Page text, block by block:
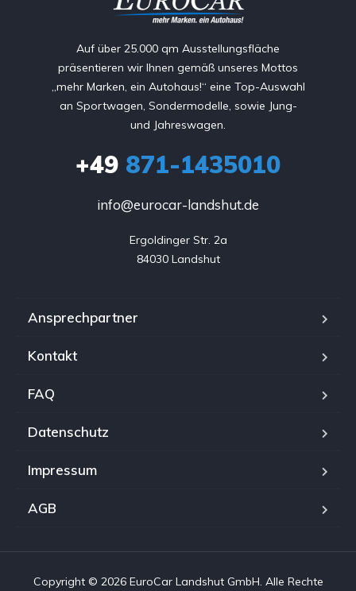
Auf über 25.000 qm Ausstellungsfläche
präsentieren wir Ihnen gemäß unseres Mottos
„mehr Marken, ein Autohaus!“ eine Top-Auswahl
an Sportwagen, Sondermodelle, sowie Jung-
und Jahreswagen.
+49 871-1435010
info@eurocar-landshut.de
Ergoldinger Str. 2a
84030 Landshut
Ansprechpartner
Kontakt
FAQ
Datenschutz
Impressum
AGB
Copyright © 2026 EuroCar Landshut GmbH. Alle Rechte